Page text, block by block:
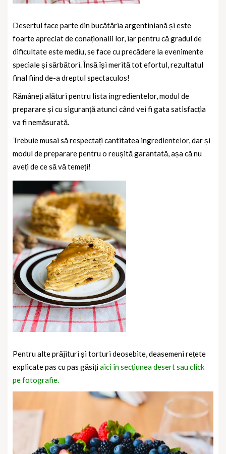
Desertul face parte din bucătăria argentiniană și este
foarte apreciat de conaționalii lor, iar pentru că gradul de
dificultate este mediu, se face cu precădere la evenimente
speciale și sărbători. Însă își merită tot efortul, rezultatul
final fiind de-a dreptul spectaculos!
Rămâneți alături pentru lista ingredientelor, modul de
preparare și cu siguranță atunci când vei fi gata satisfacția
va fi nemăsurată.
Trebuie musai să respectați cantitatea ingredientelor, dar și
modul de preparare pentru o reușită garantată, așa că nu
aveți de ce să vă temeți!
Pentru alte prăjituri și torturi deosebite, deasemeni rețete
explicate pas cu pas găsițiaici în secțiunea desert sau click
pe fotografie.